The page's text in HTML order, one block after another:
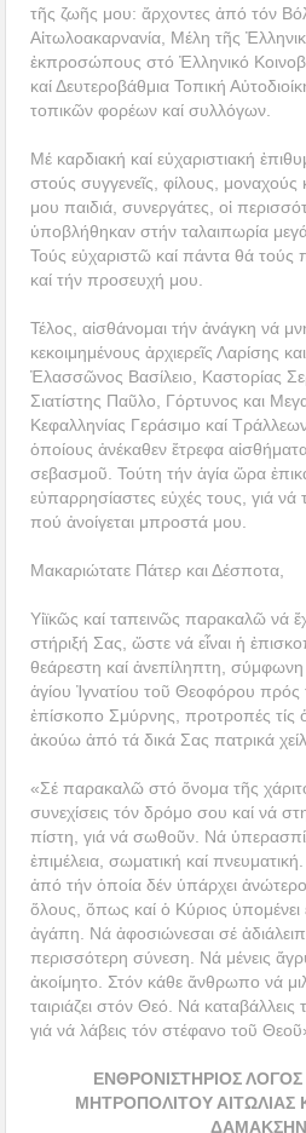
τῆς ζωῆς μου: ἄρχοντες ἀπό τόν
Αἰτωλοακαρνανία, Μέλη τῆς
ἐκπροσώπους στό Ἐλληνικό
καί Δευτεροβάθμια Τοπική
τοπικῶν φορέων καί συλλόγων.
Μέ καρδιακή καί εὐχαριστιακή
στούς συγγενεῖς, φίλους, μοναχούς
μου παιδιά, συνεργάτες, οἱ
ὑποβλήθηκαν στήν ταλαιπωρία
Τούς εὐχαριστῶ καί πάντα θά
καί τήν προσευχή μου.
Τέλος, αἰσθάνομαι τήν ἀνάγκη νά
κεκοιμημένους ἀρχιερεῖς Λαρίσης
Ἐλασσῶνος Βασίλειο, Καστορίας
Σιατίστης Παῦλο, Γόρτυνος και
Κεφαλληνίας Γεράσιμο καί
ὁποίους ἀνέκαθεν ἔτρεφα
σεβασμοῦ. Τούτη τήν ἁγία ὥρα
εὐπαρρησίαστες εὐχές τους, γιά νά
πού ἀνοίγεται μπροστά μου.
Μακαριώτατε Πάτερ και Δέσποτα,
Υἱϊκῶς καί ταπεινῶς παρακαλῶ νά
στήριξή Σας, ὥστε νά εἶναι ἡ
θεάρεστη καί ἀνεπίληπτη,
ἁγίου Ἰγνατίου τοῦ Θεοφόρου
ἐπίσκοπο Σμύρνης, προτροπές τίς
ἀκούω ἀπό τά δικά Σας πατρικά
«Σέ παρακαλῶ στό ὄνομα τῆς
συνεχίσεις τόν δρόμο σου καί νά
πίστη, γιά νά σωθοῦν. Νά
ἐπιμέλεια, σωματική καί
ἀπό τήν ὁποία δέν ὑπάρχει
ὅλους, ὅπως καί ὁ Κύριος ὑπομένει
ἀγάπη. Νά ἀφοσιώνεσαι σέ
περισσότερη σύνεση. Νά μένεις
ἀκοίμητο. Στόν κάθε ἄνθρωπο νά
ταιριάζει στόν Θεό. Νά καταβάλλεις
γιά νά λάβεις τόν στέφανο τοῦ
ΕΝΘΡΟΝΙΣΤΗΡΙΟΣ
ΜΗΤΡΟΠΟΛΙΤΟΥ ΑΙΤΩΛΙΑΣ